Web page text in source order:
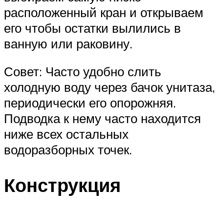
расположенный кран и открываем
его чтобы остатки вылились в
ванную или раковину.
Совет: Часто удобно слить
холодную воду через бачок унитаза,
периодически его опорожняя.
Подводка к нему часто находится
ниже всех остальных
водоразборных точек.
Конструкция